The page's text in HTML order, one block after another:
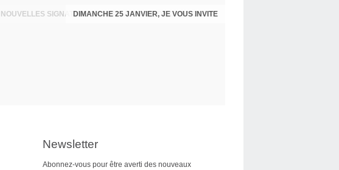
DIMANCHE 25 JANVIER, JE VOUS INVITE
Newsletter
Abonnez-vous pour être averti des nouveaux